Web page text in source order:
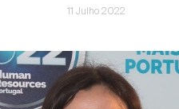
11 Julho 2022